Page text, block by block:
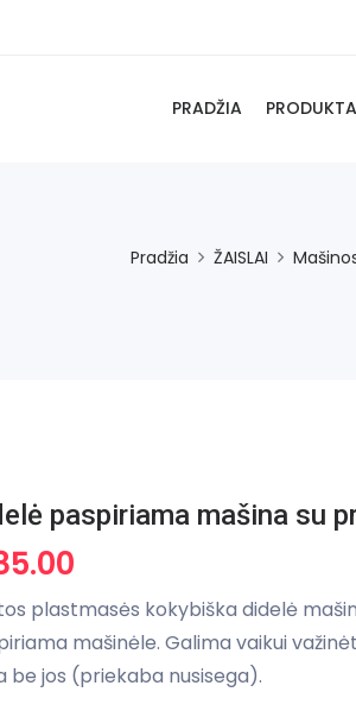
PRADŽIA
Pradžia ŽAISLAI
paspiriama mašina su
plastmasės kokybiška didelė
mašinėle. Galima vaikui
be jos (priekaba nusisega).